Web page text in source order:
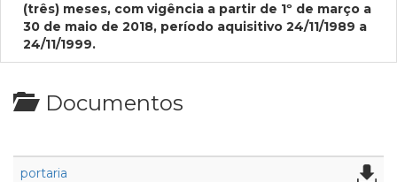
(três) meses, com vigência a partir de 1º de março a
30 de maio de 2018, período aquisitivo 24/11/1989 a
24/11/1999.
Documentos
portaria